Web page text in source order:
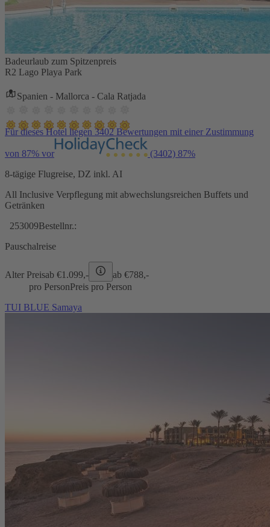
Badeurlaub zum Spitzenpreis
R2 Lago Playa Park
Spanien - Mallorca - Cala Ratjada
Für dieses Hotel liegen 3402 Bewertungen mit einer Zustimmung
von 87% vor (3402) 87%
8-tägige Flugreise, DZ inkl. AI
All Inclusive Verpflegung mit abwechslungsreichen Buffets und
Getränken
253009Bestellnr.:
Pauschalreise
Alter Preisab €1.099,- ab €788,-
pro PersonPreis pro Person
TUI BLUE Samaya